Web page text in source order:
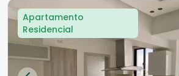
Apartamento
Residencial